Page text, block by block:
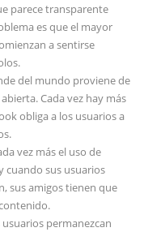
parece transparente
es que el mayor
a sentirse
del mundo proviene de
Cada vez hay más
obliga a los usuarios a
vez más el uso de
cuando sus usuarios
sus amigos tienen que
permanezcan